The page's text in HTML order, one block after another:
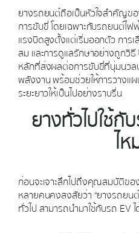
ยางรถยนต์ถือเป็นหัวใจสำคัญข
การขับขี่ โดยเฉพาะกับรถยนต์ไ
แรงบิดสูงตั้งแต่เริ่มออกตัว การเ
สม และการดูแลรักษาอย่างถูกวิธี
หลักที่ส่งผลต่อการขับขี่ที่นุ่มนว
พลังงาน พร้อมช่วยให้การวางแ
ระยะยาวให้เป็นไปอย่างราบรื่น
ยางทั่วไปใช้กั
ไ
ก่อนจะเจาะลึกไปถึงคุณสมบัติขอ
หลายคนคงสงสัยว่า “ยางรถยน
ทั่วไป สามารถนำมาใช้กับรถ EV ไ